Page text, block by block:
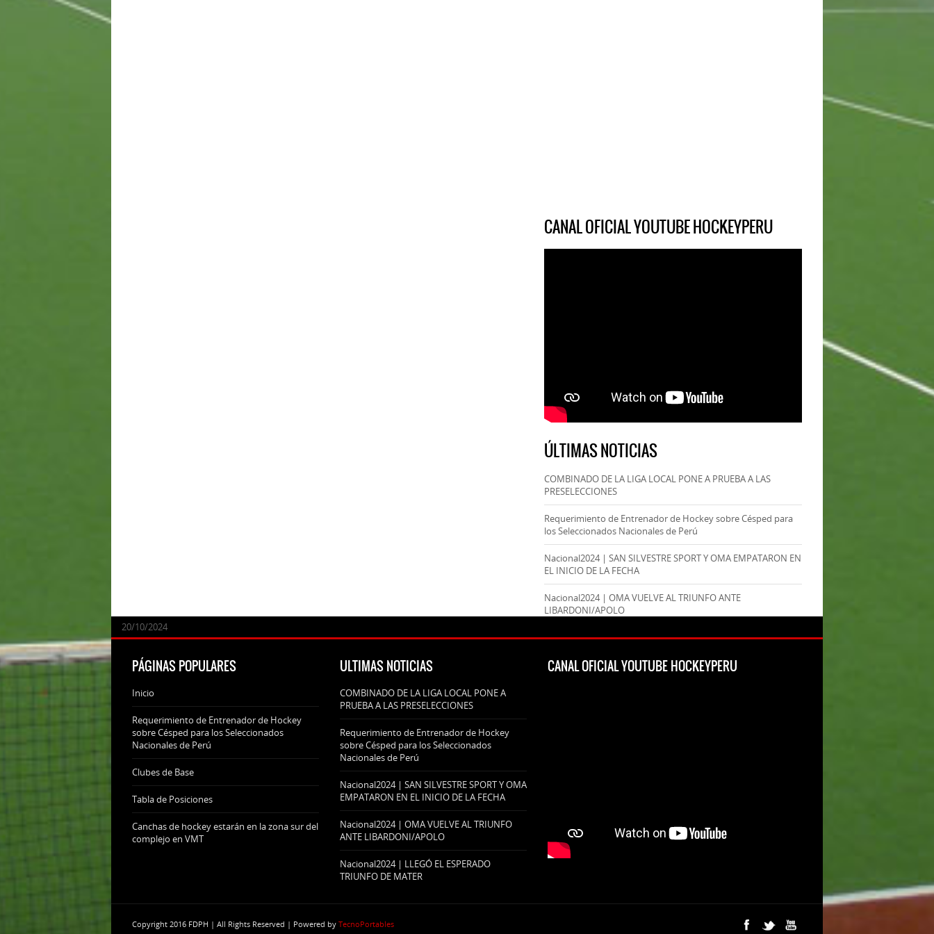
CANAL OFICIAL YOUTUBE HOCKEYPERU
ÚLTIMAS NOTICIAS
COMBINADO DE LA LIGA LOCAL PONE A PRUEBA A LAS
PRESELECCIONES
24/09/2025
Requerimiento de Entrenador de Hockey sobre Césped para
los Seleccionados Nacionales de Perú
07/11/2024
Nacional2024 | SAN SILVESTRE SPORT Y OMA EMPATARON EN
EL INICIO DE LA FECHA
20/10/2024
Nacional2024 | OMA VUELVE AL TRIUNFO ANTE
LIBARDONI/APOLO
20/10/2024
PÁGINAS POPULARES
Inicio
Requerimiento de Entrenador de Hockey
sobre Césped para los Seleccionados
Nacionales de Perú
Clubes de Base
Tabla de Posiciones
Canchas de hockey estarán en la zona sur del
complejo en VMT
ULTIMAS NOTICIAS
COMBINADO DE LA LIGA LOCAL PONE A
PRUEBA A LAS PRESELECCIONES
Requerimiento de Entrenador de Hockey
sobre Césped para los Seleccionados
Nacionales de Perú
Nacional2024 | SAN SILVESTRE SPORT Y OMA
EMPATARON EN EL INICIO DE LA FECHA
Nacional2024 | OMA VUELVE AL TRIUNFO
ANTE LIBARDONI/APOLO
Nacional2024 | LLEGÓ EL ESPERADO
TRIUNFO DE MATER
CANAL OFICIAL YOUTUBE HOCKEYPERU
Copyright 2016 FDPH | All Rights Reserved | Powered by TecnoPortables